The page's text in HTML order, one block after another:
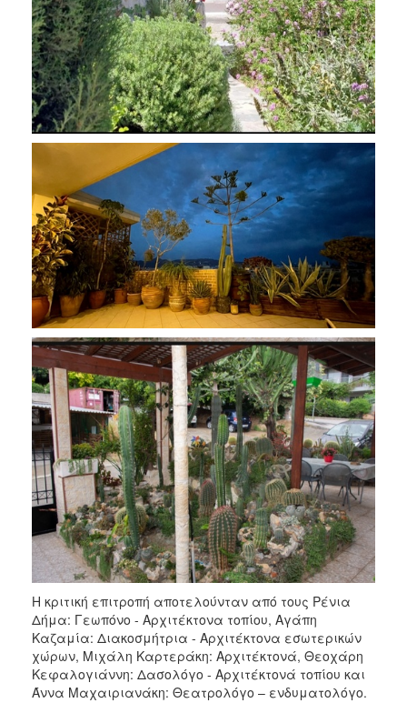
Η κριτική επιτροπή αποτελούνταν από τους Ρένια
Δήμα: Γεωπόνο - Αρχιτέκτονα τοπίου, Αγάπη
Καζαμία: Διακοσμήτρια - Αρχιτέκτονα εσωτερικών
χώρων, Μιχάλη Καρτεράκη: Αρχιτέκτονά, Θεοχάρη
Κεφαλογιάννη: Δασολόγο - Αρχιτέκτονά τοπίου και
Άννα Μαχαιριανάκη: Θεατρολόγο – ενδυματολόγο.